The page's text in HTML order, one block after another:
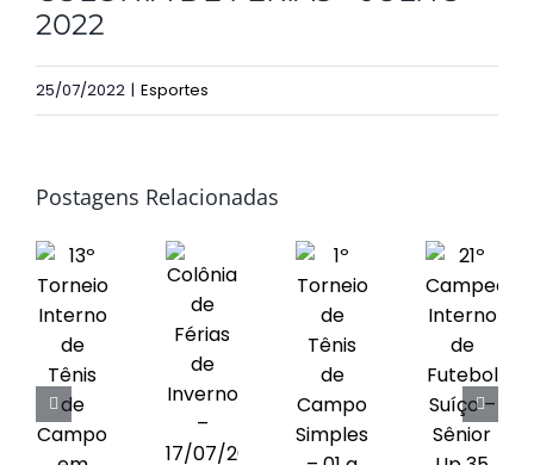
Galeria
Esportes
Obras
Contato
Image
2022
25/07/2022 | Esportes
Postagens Relacionadas